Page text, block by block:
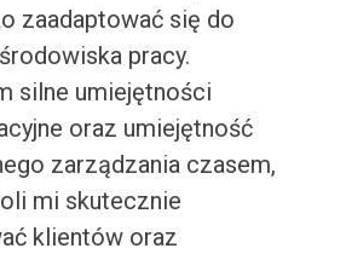
zaadaptować się do
pracy.
silne umiejętności
oraz umiejętność
zarządzania czasem,
mi skutecznie
klientów oraz